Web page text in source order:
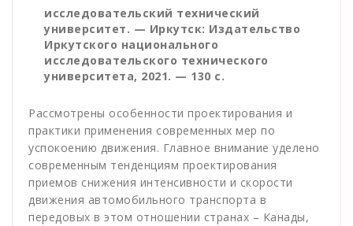
исследовательский технический
университет. — Иркутск: Издательство
Иркутского национального
исследовательского технического
университета, 2021. — 130 с.
Рассмотрены особенности проектирования и
практики применения современных мер по
успокоению движения. Главное внимание уделено
современным тенденциям проектирования
приемов снижения интенсивности и скорости
движения автомобильного транспорта в
передовых в этом отношении странах – Канады,